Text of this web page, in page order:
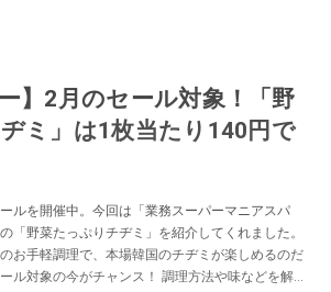
】2月のセール対象！「野
ミ」は1枚当たり140円で
ルを開催中。今回は「業務スーパーマニアスパ
「野菜たっぷりチヂミ」を紹介してくれました。
お手軽調理で、本場韓国のチヂミが楽しめるのだ
ル対象の今がチャンス！ 調理方法や味などを解説